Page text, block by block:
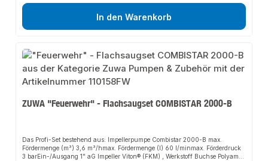
In den Warenkorb
ZUWA "Feuerwehr" - Flachsaugset COMBISTAR 2000-B
Das Profi-Set bestehend aus: Impellerpumpe Combistar 2000-B max.
Fördermenge (m³) 3,6 m³/hmax. Fördermenge (l) 60 l/minmax. Förderdruck
3 barEin-/Ausgang 1" aG Impeller Viton® (FKM) , Werkstoff Buchse Polyamid